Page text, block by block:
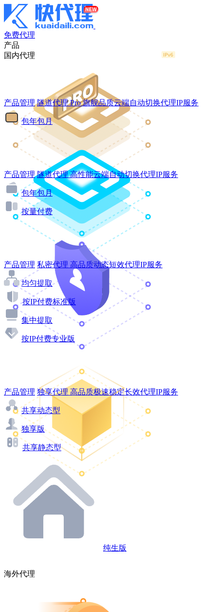
免费代理
产品
国内代理
产品管理 隧道代理Pro 旗舰品质云端自动切换代理IP服务
包年包月
产品管理 隧道代理 高性能云端自动切换代理IP服务
包年包月
按量付费
产品管理 私密代理 高品质动态短效代理IP服务
均匀提取
按IP付费标准版
集中提取
按IP付费专业版
产品管理 独享代理 高品质极速稳定长效代理IP服务
共享动态型
独享版
共享静态型
纯生版
海外代理